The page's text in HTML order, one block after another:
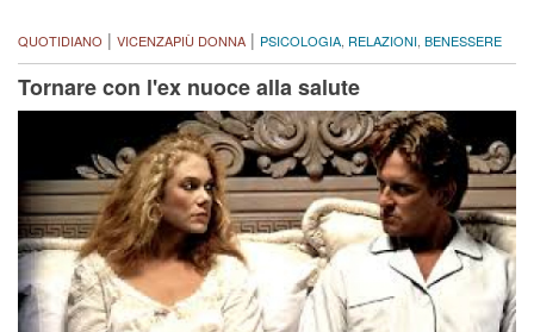
QUOTIDIANO | VICENZAPIÙ DONNA | PSICOLOGIA RELAZIONI BENESSERE
Tornare con l'ex nuoce alla salute